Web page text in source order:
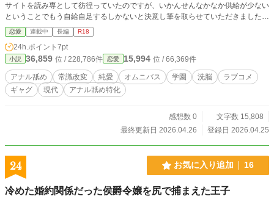
サイトを読み専として彷徨っていたのですが、いかんせんなかなか供給が少ない
ということでもう自給自足するしかないと決意し筆を取らせていただきました。
濃いものを生み出せたら良いなと思います。一応作中の時間は経過しますが単話
でも成立するように書いているのでタイトル見て気になった話だけを読むとかも
大歓迎です。 "アナル"よりさらに狭い"アナル舐め"にのみ焦点を当てた話を楽し
んでいただければ幸いです。 創作活動をするのは生まれてはじめてで、技術も
何も持っておらず溢れるリビドーのみで書いているので拙い部分多々あるかと思
いますが生暖かく見守ってくださると嬉しいです。 「みんなアナル舐めをすこ
れ！！！」 感想・意見・指摘・要望・評価いただけるととても嬉しいです。 特
間時間にでも読んでくれると感激します。 よろしくお願いします。 ーー注意書
ことはありません。 ＊純愛物！？なのでペア以外の生徒が肉体関係を直接結ぶ
ことはありません。 [明日香は悠馬の物！] (そもそも基本セックスしません。主
人公ペアだけはもしかしたらするかも) ただし、いろんな女の子に主人公のアナ
ルを舐めさせたりプレイのお手伝いをさせることはあります。 作者がアナル舐
めが大好きなので作品の大部分はアナル舐め中心になります。 若干の不潔描写
恋愛 連載中 長編 R18
24h.ポイント 7pt
小説 36,859 位 / 228,786件 恋愛 15,994 位 / 66,369件
アナル舐め 常識改変 純愛 オムニバス 学園 洗脳
ラブコメ
ギャグ
現代 アナル舐め特化
感想数 0
文字数 15,808
最終更新日 2026.04.26
登録日 2026.04.25
24 お気に入り追加 16
冷めた婚約関係だった侯爵令嬢を尻で捕まえた王子